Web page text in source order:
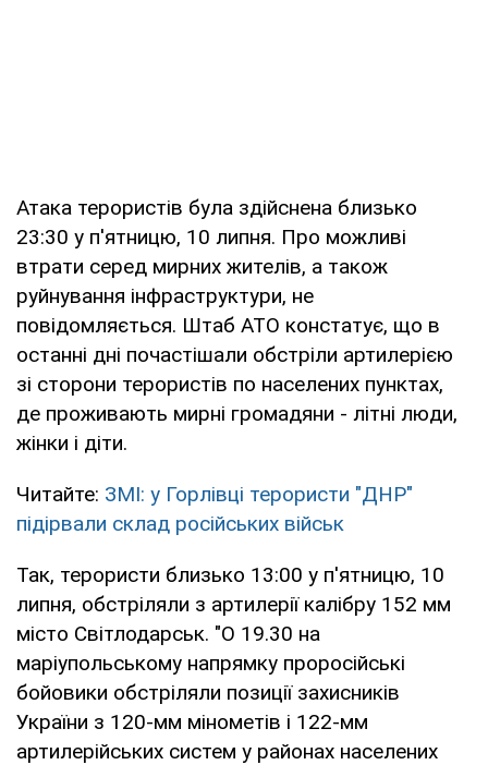
Атака терористів була здійснена близько
23:30 у п'ятницю, 10 липня. Про можливі
втрати серед мирних жителів, а також
руйнування інфраструктури, не
повідомляється. Штаб АТО констатує, що в
останні дні почастішали обстріли артилерією
зі сторони терористів по населених пунктах,
де проживають мирні громадяни - літні люди,
жінки і діти.
Читайте: ЗМІ: у Горлівці терористи "ДНР"
підірвали склад російських військ
Так, терористи близько 13:00 у п'ятницю, 10
липня, обстріляли з артилерії калібру 152 мм
місто Світлодарськ. "О 19.30 на
маріупольському напрямку проросійські
бойовики обстріляли позиції захисників
України з 120-мм мінометів і 122-мм
артилерійських систем у районах населених